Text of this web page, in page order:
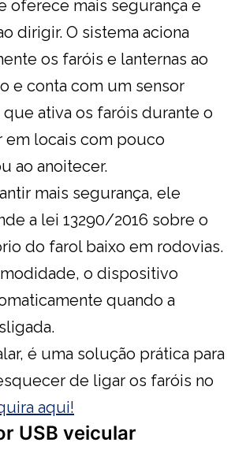
oferece mais segurança e
dirigir. O sistema aciona
os faróis e lanternas ao
e conta com um sensor
ativa os faróis durante o
em locais com pouco
ao anoitecer.
mais segurança, ele
a lei 13290/2016 sobre o
do farol baixo em rodovias.
o dispositivo
quando a
é uma solução prática para
de ligar os faróis no
aqui!
USB veicular